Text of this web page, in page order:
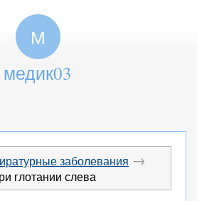
М
медик03
заболевания →
глотании слева